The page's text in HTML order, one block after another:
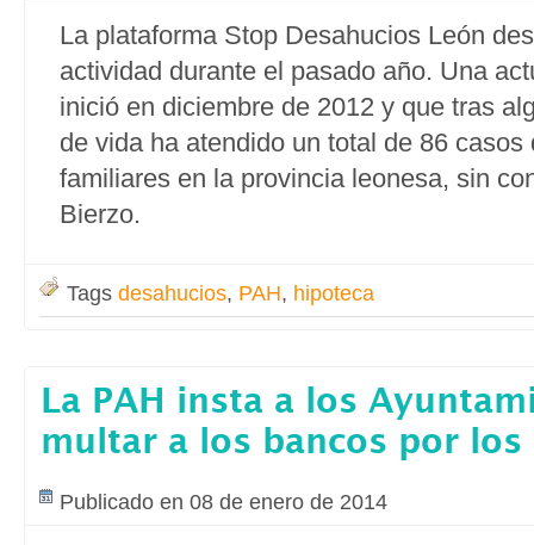
La plataforma Stop Desahucios León
actividad durante el pasado año. Una
inició en diciembre de 2012 y que tras
de vida ha atendido un total de 86 casos
familiares en la provincia leonesa, sin
Bierzo.
Tags desahucios, PAH, hipoteca
La PAH insta a los
multar a los bancos por los
Publicado en 08 de enero de 2014